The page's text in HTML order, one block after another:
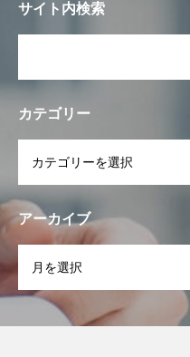
サイト内検索
カテゴリー
アーカイブ